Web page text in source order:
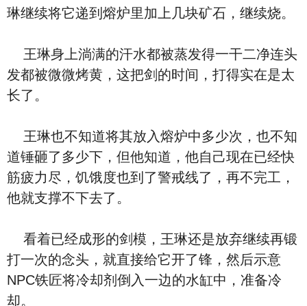
琳继续将它递到熔炉里加上几块矿石，继续烧。
王琳身上淌满的汗水都被蒸发得一干二净连头
发都被微微烤黄，这把剑的时间，打得实在是太
长了。
王琳也不知道将其放入熔炉中多少次，也不知
道锤砸了多少下，但他知道，他自己现在已经快
筋疲力尽，饥饿度也到了警戒线了，再不完工，
他就支撑不下去了。
看着已经成形的剑模，王琳还是放弃继续再锻
打一次的念头，就直接给它开了锋，然后示意
NPC铁匠将冷却剂倒入一边的水缸中，准备冷
却。